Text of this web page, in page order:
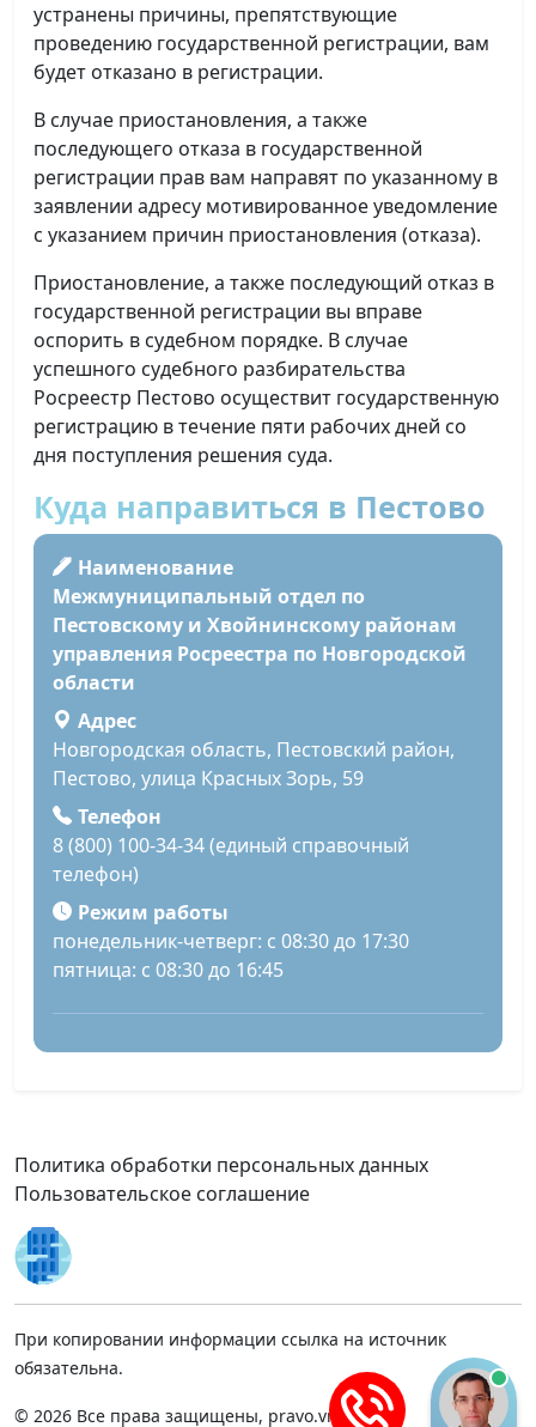
устранены причины, препятствующие
проведению государственной регистрации, вам
будет отказано в регистрации.
В случае приостановления, а также
последующего отказа в государственной
регистрации прав вам направят по указанному в
заявлении адресу мотивированное уведомление
с указанием причин приостановления (отказа).
Приостановление, а также последующий отказ в
государственной регистрации вы вправе
оспорить в судебном порядке. В случае
успешного судебного разбирательства
Росреестр Пестово осуществит государственную
регистрацию в течение пяти рабочих дней со
дня поступления решения суда.
Куда направиться в Пестово
Наименование
Межмуниципальный отдел по
Пестовскому и Хвойнинскому районам
управления Росреестра по Новгородской
области
Адрес
Новгородская область, Пестовский район,
Пестово, улица Красных Зорь, 59
Телефон
8 (800) 100-34-34 (единый справочный
телефон)
Режим работы
понедельник-четверг: с 08:30 до 17:30
пятница: с 08:30 до 16:45
Политика обработки персональных данных
Пользовательское соглашение
При копировании информации ссылка на источник
обязательна.
© 2026 Все права защищены, pravo.vnmsk.ru.